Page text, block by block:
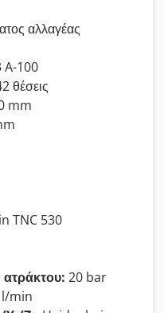
αλλαγέας
A-100
θέσεις
mm
TNC 530
20 bar
min